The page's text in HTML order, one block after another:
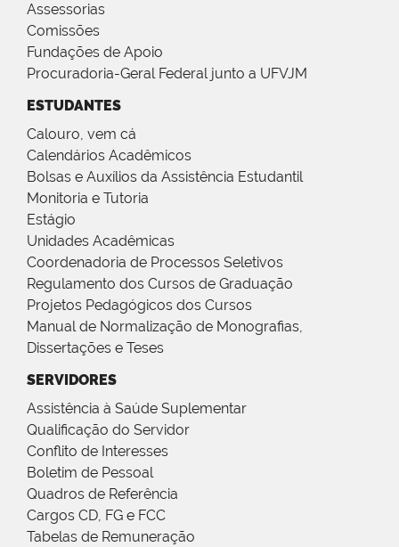
Assessorias
Comissões
Fundações de Apoio
Procuradoria-Geral Federal junto a UFVJM
ESTUDANTES
Calouro, vem cá
Calendários Acadêmicos
Bolsas e Auxílios da Assistência Estudantil
Monitoria e Tutoria
Estágio
Unidades Acadêmicas
Coordenadoria de Processos Seletivos
Regulamento dos Cursos de Graduação
Projetos Pedagógicos dos Cursos
Manual de Normalização de Monografias,
Dissertações e Teses
SERVIDORES
Assistência à Saúde Suplementar
Qualificação do Servidor
Conflito de Interesses
Boletim de Pessoal
Quadros de Referência
Cargos CD, FG e FCC
Tabelas de Remuneração